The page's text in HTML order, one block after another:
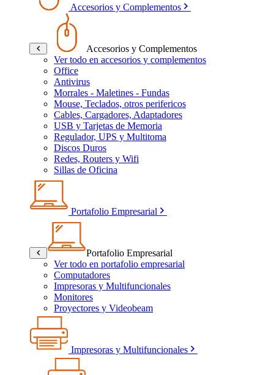
Accesorios y Complementos
Accesorios y Complementos
Ver todo en accesorios y complementos
Office
Antivirus
Morrales - Maletines - Fundas
Mouse, Teclados, otros perifericos
Cables, Cargadores, Adaptadores
USB y Tarjetas de Memoria
Regulador, UPS y Multitoma
Discos Duros
Redes, Routers y Wifi
Sillas de Oficina
Portafolio Empresarial
Portafolio Empresarial
Ver todo en portafolio empresarial
Computadores
Impresoras y Multifuncionales
Monitores
Proyectores y Videobeam
Impresoras y Multifuncionales